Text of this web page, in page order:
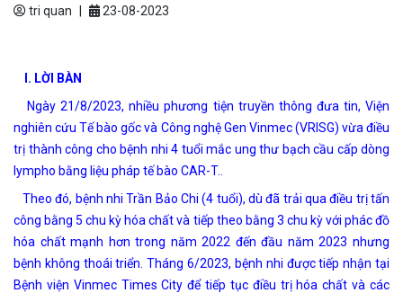
tri quan 23-08-2023
I. LỜI BÀN
Ngày 21/8/2023, nhiều phương tiện truyền thông đưa tin, Viện
nghiên cứu Tế bào gốc và Công nghệ Gen Vinmec (VRISG) vừa điều
trị thành công cho bệnh nhi 4 tuổi mắc ung thư bạch cầu cấp dòng
lympho bằng liệu pháp tế bào CAR-T..
Theo đó, bệnh nhi Trần Bảo Chi (4 tuổi), dù đã trải qua điều trị tấn
công bằng 5 chu kỳ hóa chất và tiếp theo bằng 3 chu kỳ với phác đồ
hóa chất mạnh hơn trong năm 2022 đến đầu năm 2023 nhưng
bệnh không thoái triển. Tháng 6/2023, bệnh nhi được tiếp nhận tại
Bệnh viện Vinmec Times City để tiếp tục điều trị hóa chất và các